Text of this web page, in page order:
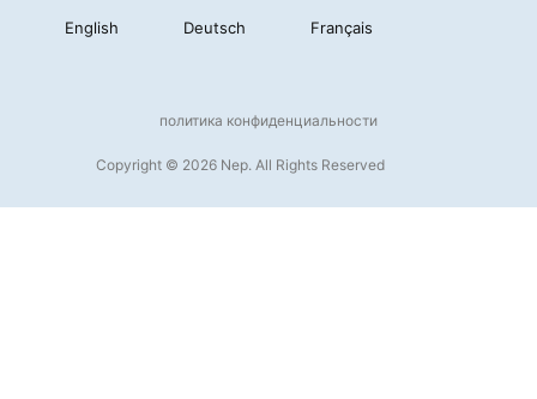
English Deutsch Français
Copyright © 2026 Nep. All Rights Reserved
политика конфиденциальности